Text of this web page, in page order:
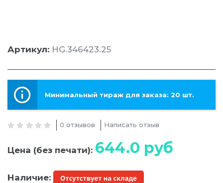
Артикул: HG.346423.25
Минимальный тираж для заказа: 20 шт.
0 отзывов Написать отзыв
Цена (без печати): 644.0 руб
Наличие: